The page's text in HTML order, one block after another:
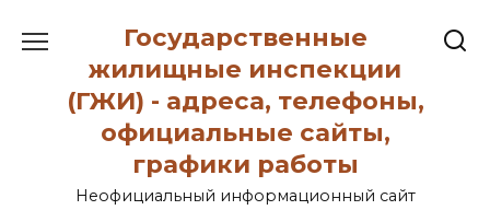
содержанию
Государственные
жилищные инспекции
(ГЖИ) - адреса, телефоны,
официальные сайты,
графики работы
Неофициальный информационный сайт